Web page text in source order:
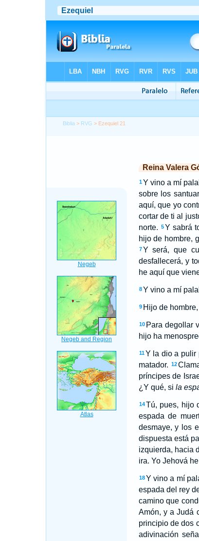
Biblia > RVG > Ezequiel 21
Reina Valera
1 Y vino a mí
sobre los
aquí, que yo
cortar de ti al
norte. 5Y sabrá
hijo de hombre,
7 Y será, que
desfallecerá, y
he aquí que
8 Y vino a mí
9 Hijo de
10 Para degollar
hijo ha
11 Y la dio a pulir
matador.
12
príncipes de
¿Y qué, si la
14 Tú, pues, hijo
espada de
desmaye, y los
dispuesta está
izquierda, hacia
ira. Yo Jehová
18 Y vino a mí
espada del rey
camino que
Amón, y a Judá
principio de dos
adivinación